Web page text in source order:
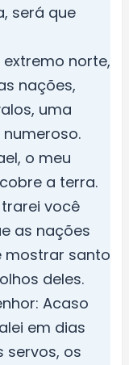
será que
norte,
nações,
uma
o meu
a terra.
você
as nações
mostrar santo
deles.
Acaso
em dias
servos, os